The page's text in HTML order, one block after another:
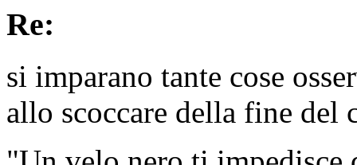
Re:
si imparano tante cose
allo scoccare della fine del